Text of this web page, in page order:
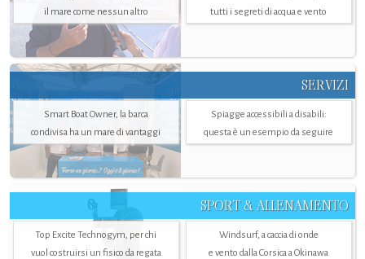
il mare come nessun altro
tutti i segreti di acqua e vento
SERVIZI
Smart Boat Owner, la barca
condivisa ha un mare di vantaggi
Spiagge accessibili a disabili:
questa è un esempio da seguire
SPORT & ALLENAMENTO
Top Excite Technogym, per chi
vuol costruirsi un fisico da regata
Windsurf, a caccia di onde
e vento dalla Corsica a Okinawa